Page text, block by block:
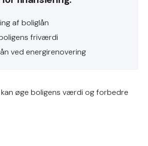
af boliglån
friværdi
ved energirenovering
øge boligens værdi og forbedre